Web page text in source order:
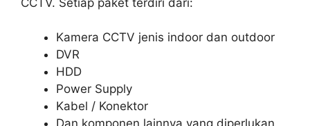
Kamera CCTV jenis indoor dan outdoor
DVR
HDD
Power Supply
Kabel / Konektor